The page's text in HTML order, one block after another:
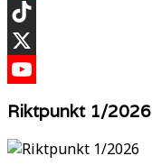
Instagram
TikTok
X
Riktpunkt 1/2026